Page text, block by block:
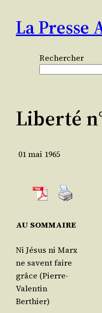
contenu
La Presse
Rechercher
Liberté
01 mai 1965
AU SOMMAIRE
Ni Jésus ni Marx
ne savent faire
grâce (Pierre-
Valen­tin
Berthier)